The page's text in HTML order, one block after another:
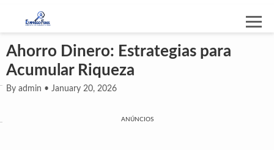
Ahorro Dinero: Estrategias para
Acumular Riqueza
By admin • January 20, 2026
ANÚNCIOS